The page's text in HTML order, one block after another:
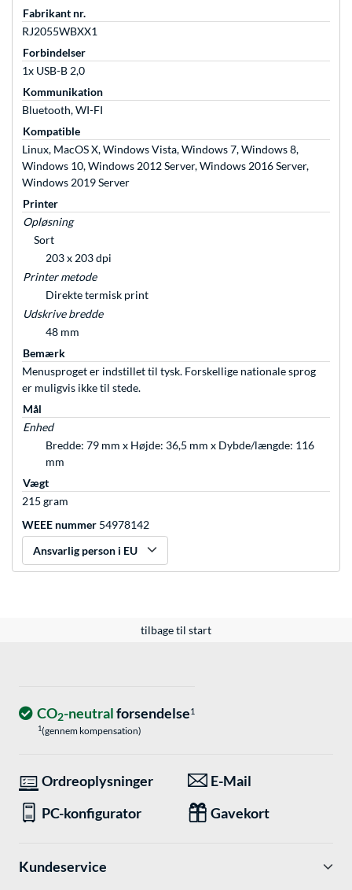
Fabrikant nr.
RJ2055WBXX1
Forbindelser
1x USB-B 2,0
Kommunikation
Bluetooth, WI-FI
Kompatible
Linux, MacOS X, Windows Vista, Windows 7, Windows 8,
Windows 10, Windows 2012 Server, Windows 2016 Server,
Windows 2019 Server
Printer
Opløsning
Sort
203 x 203 dpi
Printer metode
Direkte termisk print
Udskrive bredde
48 mm
Bemærk
Menusproget er indstillet til tysk. Forskellige nationale sprog
er muligvis ikke til stede.
Mål
Enhed
Bredde: 79 mm x Højde: 36,5 mm x Dybde/længde: 116
mm
Vægt
215 gram
WEEE nummer 54978142
Ansvarlig person i EU
tilbage til start
CO2-neutralforsendelse1
1(gennem kompensation)
Ordreoplysninger
E-Mail
PC-konfigurator
Gavekort
Kundeservice